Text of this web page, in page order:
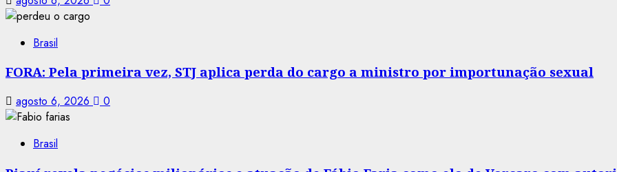
Brasil
FORA: Pela primeira vez, STJ aplica perda do cargo a ministro por importunação sexual
agosto 6, 2026 0
Brasil